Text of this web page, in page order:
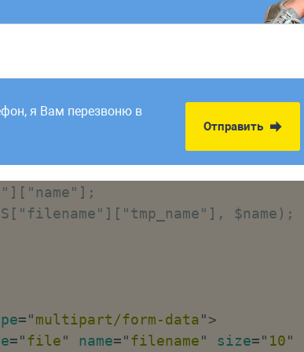
$name);
="multipart/form-data">
="file" name="filename" size=" 10"
Заявки,
я Вам перезвоню в
Отправить